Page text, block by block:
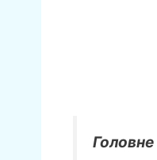
Головне